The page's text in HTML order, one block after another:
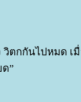
ตกกันไปหมด เ
”